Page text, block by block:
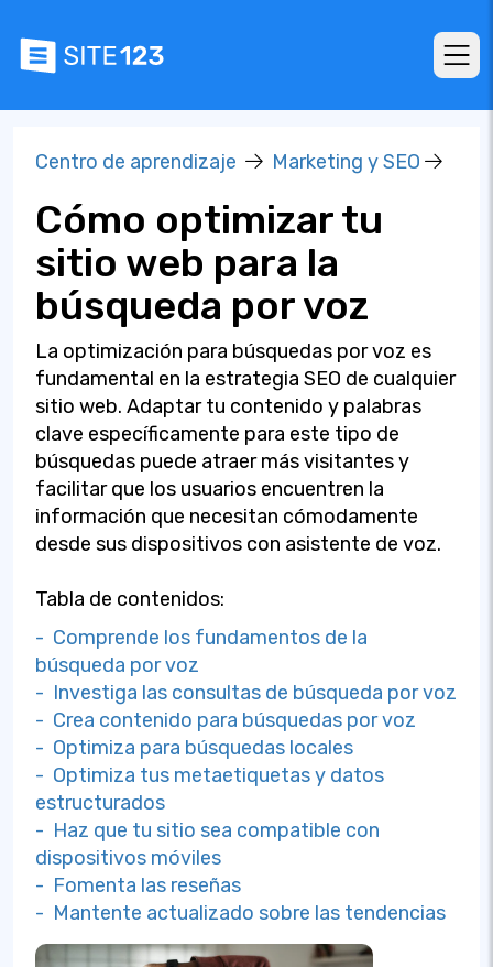
Centro de aprendizaje Marketing y SEO
Cómo optimizar tu
sitio web para la
búsqueda por voz
La optimización para búsquedas por voz es
fundamental en la estrategia SEO de cualquier
sitio web. Adaptar tu contenido y palabras
clave específicamente para este tipo de
búsquedas puede atraer más visitantes y
facilitar que los usuarios encuentren la
información que necesitan cómodamente
desde sus dispositivos con asistente de voz.
Tabla de contenidos:
- Comprende los fundamentos de la
búsqueda por voz
- Investiga las consultas de búsqueda por voz
- Crea contenido para búsquedas por voz
- Optimiza para búsquedas locales
- Optimiza tus metaetiquetas y datos
estructurados
- Haz que tu sitio sea compatible con
dispositivos móviles
- Fomenta las reseñas
- Mantente actualizado sobre las tendencias